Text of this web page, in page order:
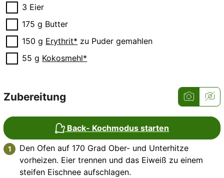
▢
3 Eier
▢
175 g Butter
▢
150 g Erythrit* zu Puder gemahlen
▢
55 g Kokosmehl*
Zubereitung
Back- Kochmodus starten
Den Ofen auf 170 Grad Ober- und Unterhitze
vorheizen. Eier trennen und das Eiweiß zu einem
steifen Eischnee aufschlagen.